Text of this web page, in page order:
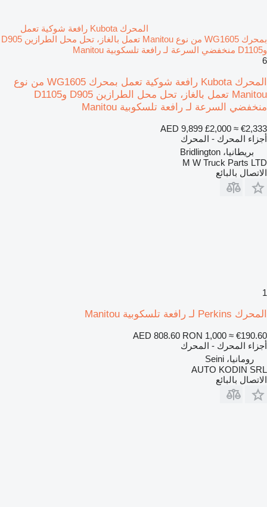
المحرك Kubota رافعة شوكية تعمل
بمحرك WG1605 من نوع Manitou تعمل بالغاز، تحل محل الطرازين D905
وD1105 منخفضي السرعة لـ رافعة تلسكوبية Manitou
6
المحرك Kubota رافعة شوكية تعمل بمحرك WG1605 من نوع
Manitou تعمل بالغاز، تحل محل الطرازين D905 وD1105
منخفضي السرعة لـ رافعة تلسكوبية Manitou
AED 9,899 £2,000 ≈ €2,333
أجزاء المحرك - المحرك
بريطانيا، Bridlington
M W Truck Parts LTD
الاتصال بالبائع
1
المحرك Perkins لـ رافعة تلسكوبية Manitou
AED 808.60 RON 1,000 ≈ €190.60
أجزاء المحرك - المحرك
رومانيا، Seini
AUTO KODIN SRL
الاتصال بالبائع